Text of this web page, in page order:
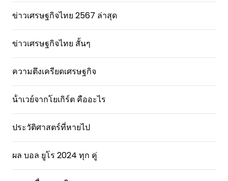
ข่าวเศรษฐกิจไทย 2567 ล่าสุด
ข่าวเศรษฐกิจไทย สั้นๆ
ความตึงเครียดเศรษฐกิจ
น้ําเวย์จากโยเกิร์ต คืออะไร
ประวัติศาสตร์ที่หายไป
ผล บอล ยูโร 2024 ทุก คู่